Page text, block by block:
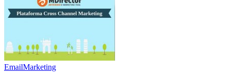
EmailMarketing